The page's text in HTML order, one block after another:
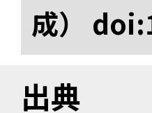
成）
出典